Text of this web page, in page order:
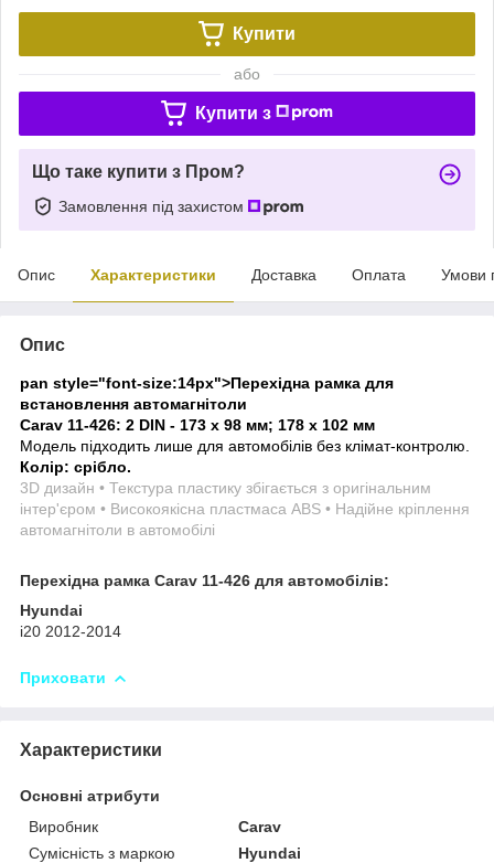
Купити
або
Купити з
Що таке купити з Пром?
Замовлення під захистом
Опис Характеристики Доставка Оплата Умови
Опис
pan style="font-size:14px">Перехідна рамка для
встановлення автомагнітоли
Carav 11-426: 2 DIN - 173 x 98 мм; 178 x 102 мм
Модель підходить лише для автомобілів без клімат-контролю.
Колір: срібло.
3D дизайн • Текстура пластику збігається з оригінальним
інтер'єром • Високоякісна пластмаса ABS • Надійне кріплення
автомагнітоли в автомобілі
Перехідна рамка Carav 11-426 для автомобілів:
Hyundai
i20 2012-2014
Приховати
Характеристики
Основні атрибути
Виробник
Carav
Сумісність з маркою
Hyundai